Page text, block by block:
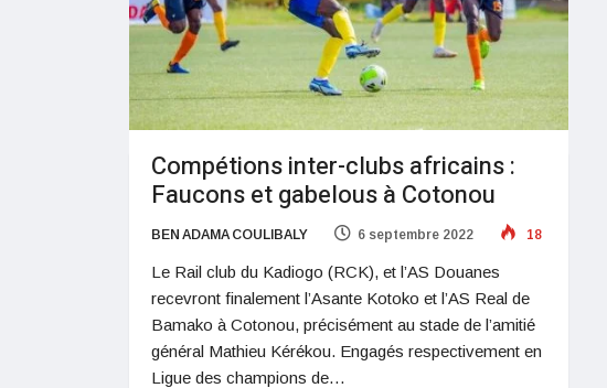
Compétions inter-clubs africains :
Faucons et gabelous à Cotonou
BEN ADAMA COULIBALY 6 septembre 2022 18
Le Rail club du Kadiogo (RCK), et l’AS Douanes
recevront finalement l’Asante Kotoko et l’AS Real de
Bamako à Cotonou, précisément au stade de l’amitié
général Mathieu Kérékou. Engagés respectivement en
Ligue des champions de…